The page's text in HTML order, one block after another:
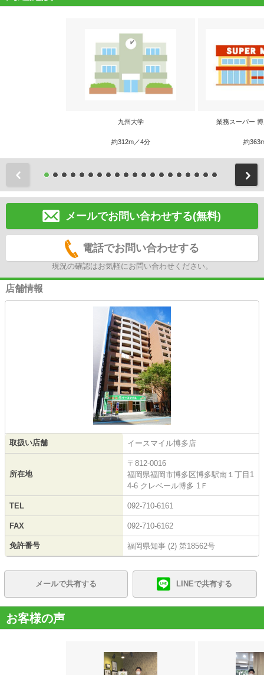
九州大学
約312m／4分
業務スーパー
約
メールでお問い合わせする(無料)
電話でお問い合わせする
現況の確認はお気軽にお問い合わせください。
店舗情報
取扱い店舗 イースマイル博多店
所在地
〒812-0016
福岡県福岡市博多区博多駅南１丁目1
4-6 クレベール博多 1Ｆ
TEL 092-710-6161
FAX 092-710-6162
免許番号 福岡県知事 (2) 第18562号
メールで共有する LINEで共有する
お客様の声